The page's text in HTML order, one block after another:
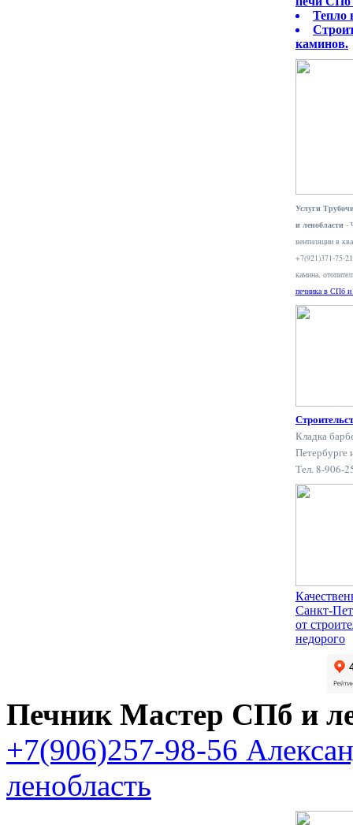
Тепло
каминов.
Услуги
и ленобласти -
вентиляции в
+7(921)371-75-
камина,
печника в СПб и
Кладка
Петербурге
Тел. 8-906-
Санкт-
от
недорого
Печник Мастер СПб и
+7(906)257-98-56
ленобласть